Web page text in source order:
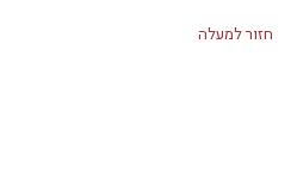
חזור למעלה